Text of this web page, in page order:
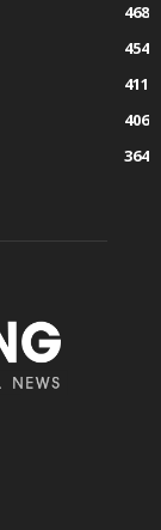
468
454
411
406
364